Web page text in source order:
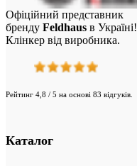
Офіційний представник
бренду Feldhaus в Україні!
Клінкер від виробника.
Рейтинг 4,8 / 5 на основі 83 відгуків.
Каталог